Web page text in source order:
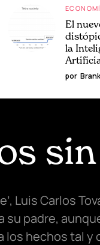
El
la
por
Luis Carlos
su padre,
los hechos tal y